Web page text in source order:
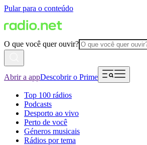
Pular para o conteúdo
O que você quer ouvir?
Abrir a appDescobrir o Prime
Top 100 rádios
Podcasts
Desporto ao vivo
Perto de você
Géneros musicais
Rádios por tema